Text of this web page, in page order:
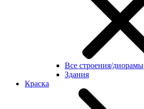
Все строения/диорамы
Здания
Краска